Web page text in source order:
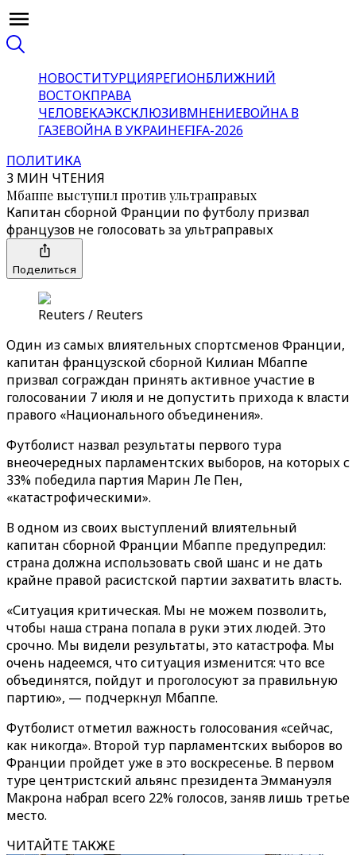
НОВОСТИТУРЦИЯРЕГИОНБЛИЖНИЙ
ВОСТОКПРАВА
ЧЕЛОВЕКАЭКСКЛЮЗИВМНЕНИЕВОЙНА В
ГАЗЕВОЙНА В УКРАИНЕFIFA-2026
ПОЛИТИКА
3 МИН ЧТЕНИЯ
Мбаппе выступил против ультраправых
Капитан сборной Франции по футболу призвал
французов не голосовать за ультраправых
Поделиться
Reuters / Reuters
Один из самых влиятельных спортсменов Франции,
капитан французской сборной Килиан Мбаппе
призвал сограждан принять активное участие в
голосовании 7 июля и не допустить прихода к власти
правого «Национального объединения».
Футболист назвал результаты первого тура
внеочередных парламентских выборов, на которых с
33% победила партия Марин Ле Пен,
«катастрофическими».
В одном из своих выступлений влиятельный
капитан сборной Франции Мбаппе предупредил:
страна должна использовать свой шанс и не дать
крайне правой расистской партии захватить власть.
«Ситуация критическая. Мы не можем позволить,
чтобы наша страна попала в руки этих людей. Это
срочно. Мы видели результаты, это катастрофа. Мы
очень надеемся, что ситуация изменится: что все
объединятся, пойдут и проголосуют за правильную
партию», — подчеркнул Мбаппе.
Футболист отметил важность голосования «сейчас,
как никогда». Второй тур парламентских выборов во
Франции пройдет уже в это воскресенье. В первом
туре центристский альянс президента Эммануэля
Макрона набрал всего 22% голосов, заняв лишь третье
место.
ЧИТАЙТЕ ТАКЖЕ